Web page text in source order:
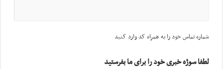
شماره تماس خود را به همراه کد وارد کنید
لطفا سوژه خبری خود را برای ما بفرستید